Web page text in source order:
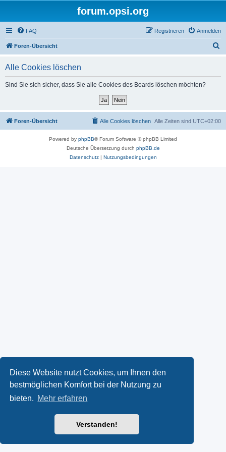
Diese Website nutzt Cookies, um Ihnen den
bestmöglichen Komfort bei der Nutzung zu
bieten. Mehr erfahren
Verstanden!
forum.opsi.org
FAQ Anmelden
Registrieren
Foren-Übersicht
Alle Cookies löschen
Sind Sie sich sicher, dass Sie alle Cookies des Boards löschen möchten?
Foren-Übersicht Alle Zeiten sind UTC+02:00
Alle Cookies löschen
Powered by phpBB® Forum Software © phpBB Limited
Deutsche Übersetzung durch phpBB.de
Datenschutz| Nutzungsbedingungen